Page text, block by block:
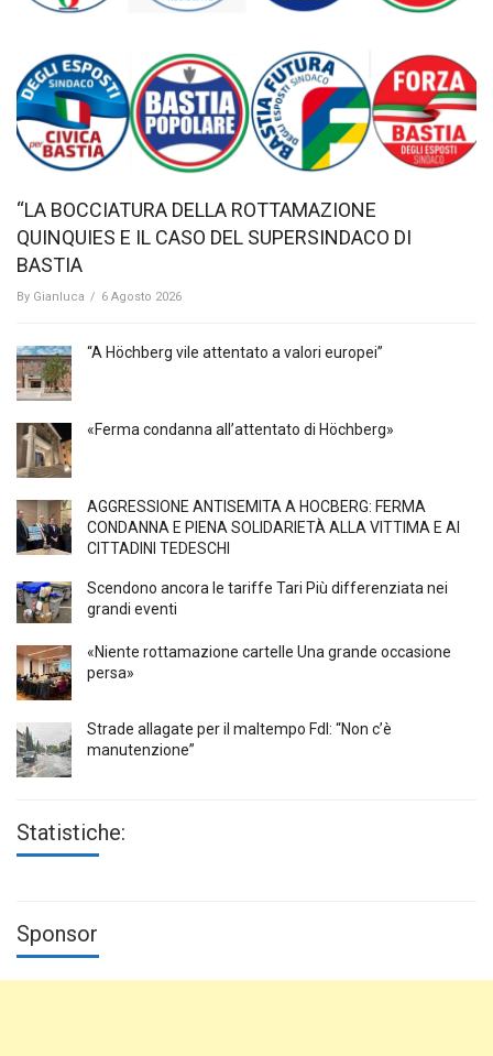
“LA BOCCIATURA DELLA ROTTAMAZIONE
QUINQUIES E IL CASO DEL SUPERSINDACO DI
BASTIA
By Gianluca / 6 Agosto 2026
“A Höchberg vile attentato a valori europei”
«Ferma condanna all’attentato di Höchberg»
AGGRESSIONE ANTISEMITA A HÖCBERG: FERMA
CONDANNA E PIENA SOLIDARIETÀ ALLA VITTIMA E AI
CITTADINI TEDESCHI
Scendono ancora le tariffe Tari Più differenziata nei
grandi eventi
«Niente rottamazione cartelle Una grande occasione
persa»
Strade allagate per il maltempo FdI: “Non c’è
manutenzione”
Statistiche:
Sponsor